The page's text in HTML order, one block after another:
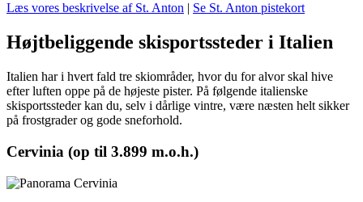
Læs vores beskrivelse af St. Anton | Se St. Anton pistekort
Højtbeliggende skisportssteder i Italien
Italien har i hvert fald tre skiområder, hvor du for alvor skal hive
efter luften oppe på de højeste pister. På følgende italienske
skisportssteder kan du, selv i dårlige vintre, være næsten helt sikker
på frostgrader og gode sneforhold.
Cervinia (op til 3.899 m.o.h.)